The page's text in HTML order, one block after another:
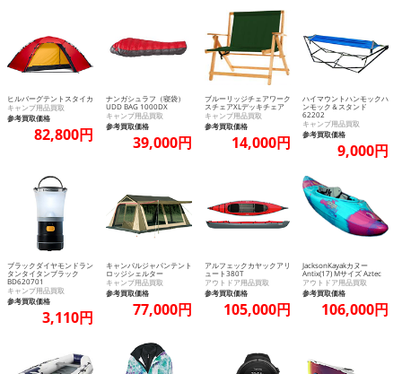
ヒルバーグテントスタイカ
キャンプ用品買取
参考買取価格
82,800円
ナンガシュラフ（寝袋）
UDD BAG 1000DX
キャンプ用品買取
参考買取価格
39,000円
ブルーリッジチェアワーク
スチェアXLデッキチェア
キャンプ用品買取
参考買取価格
14,000円
ハイマウントハンモックハ
ンモック＆スタンド
62202
キャンプ用品買取
参考買取価格
9,000円
ブラックダイヤモンドラン
タンタイタンブラック
BD620701
キャンプ用品買取
参考買取価格
3,110円
キャンパルジャパンテント
ロッジシェルター
キャンプ用品買取
参考買取価格
77,000円
アルフェックカヤックアリ
ュート380T
アウトドア用品買取
参考買取価格
105,000円
JacksonKayakカヌー
Antix(17) Mサイズ Aztec
アウトドア用品買取
参考買取価格
106,000円